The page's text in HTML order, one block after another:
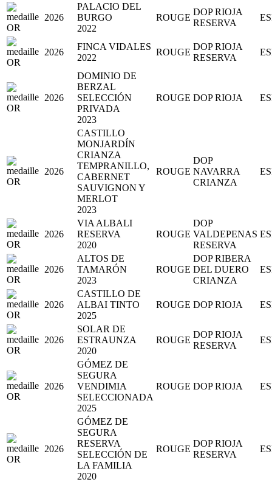
2026
PALACIO DEL
BURGO
2022
ROUGE
DOP RIOJA
RESERVA
2026
FINCA VIDALES
2022
ROUGE
DOP RIOJA
RESERVA
2026
DOMINIO DE
BERZAL
SELECCIÓN
PRIVADA
2023
ROUGE DOP RIOJA
2026
CASTILLO
MONJARDÍN
CRIANZA
TEMPRANILLO,
CABERNET
SAUVIGNON Y
MERLOT
2023
ROUGE
DOP
NAVARRA
CRIANZA
2026
VIA ALBALI
RESERVA
2020
ROUGE
DOP
VALDEPENAS
RESERVA
2026
ALTOS DE
TAMARÓN
2023
ROUGE
DOP RIBERA
DEL DUERO
CRIANZA
2026
CASTILLO DE
ALBAI TINTO
2025
ROUGE DOP RIOJA
2026
SOLAR DE
ESTRAUNZA
2020
ROUGE
DOP RIOJA
RESERVA
2026
GÓMEZ DE
SEGURA
VENDIMIA
SELECCIONADA
2025
ROUGE DOP RIOJA
2026
GÓMEZ DE
SEGURA
RESERVA
SELECCIÓN DE
LA FAMILIA
2020
ROUGE
DOP RIOJA
RESERVA